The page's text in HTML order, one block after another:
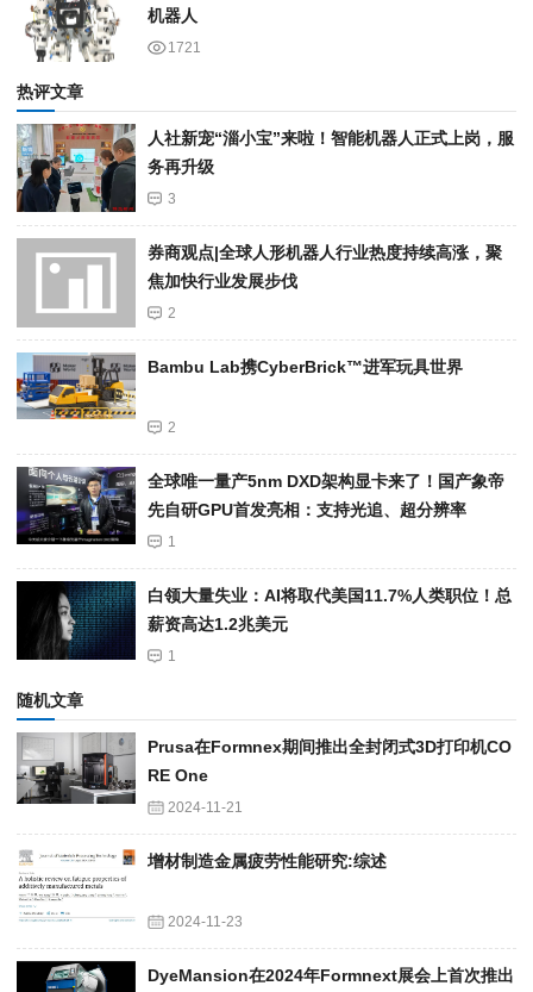
机器人
1721
热评文章
人社新宠“淄小宝”来啦！智能机器人正式上岗，服
务再升级
3
券商观点|全球人形机器人行业热度持续高涨，聚
焦加快行业发展步伐
2
Bambu Lab携Cyber​​Brick™进军玩具世界
2
全球唯一量产5nm DXD架构显卡来了！国产象帝
先自研GPU首发亮相：支持光追、超分辨率
1
白领大量失业：AI将取代美国11.7%人类职位！总
薪资高达1.2兆美元
1
随机文章
Prusa在Formnex期间推出全封闭式3D打印机CO
RE One
2024-11-21
增材制造金属疲劳性能研究:综述
2024-11-23
DyeMansion在2024年Formnext展会上首次推出